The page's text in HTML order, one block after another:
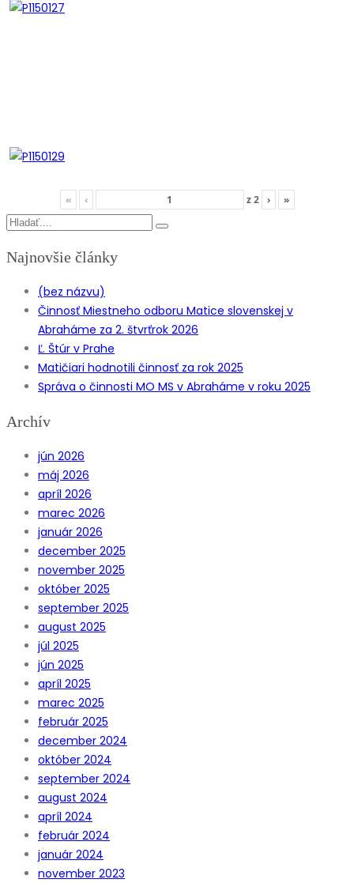
« ‹ z2 › »
Najnovšie články
(bez názvu)
Činnosť Miestneho odboru Matice slovenskej v
Abraháme za 2. štvrťrok 2026
Ľ. Štúr v Prahe
Matičiari hodnotili činnosť za rok 2025
Správa o činnosti MO MS v Abraháme v roku 2025
Archív
jún 2026
máj 2026
apríl 2026
marec 2026
január 2026
december 2025
november 2025
október 2025
september 2025
august 2025
júl 2025
jún 2025
apríl 2025
marec 2025
február 2025
december 2024
október 2024
september 2024
august 2024
apríl 2024
február 2024
január 2024
november 2023